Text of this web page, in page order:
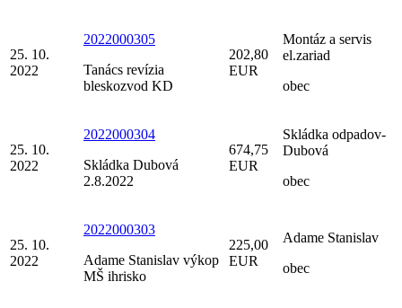
25. 10.
2022
2022000305
Tanács revízia
bleskozvod KD
202,80
EUR
Montáz a servis
el.zariad
obec
25. 10.
2022
2022000304
Skládka Dubová
2.8.2022
674,75
EUR
Skládka odpadov-
Dubová
obec
25. 10.
2022
2022000303
Adame Stanislav výkop
MŠ ihrisko
225,00
EUR
Adame Stanislav
obec